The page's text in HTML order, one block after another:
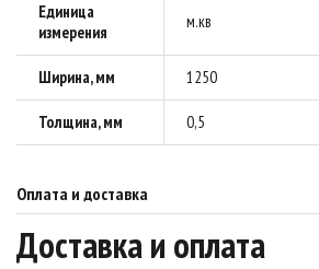
Единица
измерения
м.кв
Ширина, мм 1250
Толщина, мм 0,5
Оплата и доставка
Доставка и оплата